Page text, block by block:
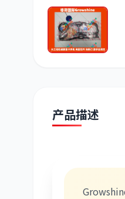
潍柴
产品描述